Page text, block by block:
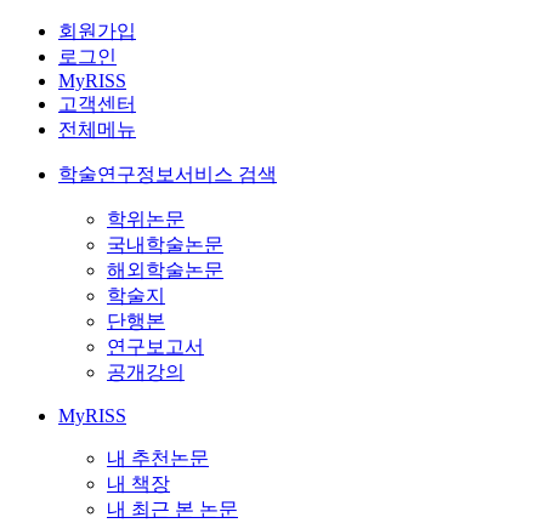
회원가입
로그인
MyRISS
고객센터
전체메뉴
학술연구정보서비스 검색
학위논문
국내학술논문
해외학술논문
학술지
단행본
연구보고서
공개강의
MyRISS
내 추천논문
내 책장
내 최근 본 논문